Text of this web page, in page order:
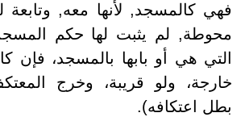
فهي كالمسجد, لأنها معه,
محوطة, لم يثبت لها حكم
التي هي أو بابها بالمسجد، فإن
خارجة، ولو قريبة، وخرج
بطل اعتكافه).